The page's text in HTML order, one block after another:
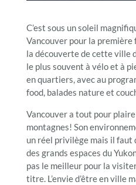
C’est sous un soleil
Vancouver pour la première
la découverte de cette ville
le plus souvent à vélo et à
en quartiers, avec au
food, balades nature et
Vancouver a tout pour
montagnes! Son
un réel privilège mais il faut
des grands espaces du
pas le meilleur pour la
titre. L’envie d’être en ville